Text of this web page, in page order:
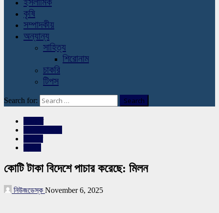
কৃষি
সম্পাদকীয়
অন্যান্য
সাহিত্য
শিরোনাম
চাকরি
টিপস
Search for:
কোটি টাকা বিদেশে পাচার করেছে: মিলন
নিউজডেস্ক November 6, 2025